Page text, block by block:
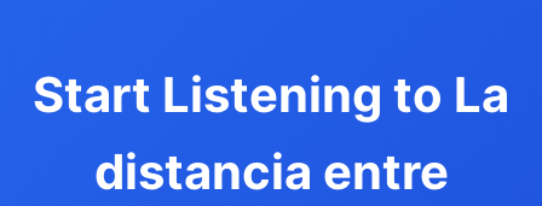
Start Listening to La
distancia entre